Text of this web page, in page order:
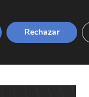
Noticias Escuela
Rechazar